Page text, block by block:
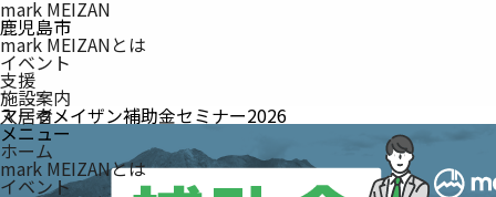
mark MEIZAN
鹿児島市
mark MEIZANとは
イベント
支援
施設案内
入居者
メニュー
ホーム
mark MEIZANとは
イベント
マークメイザン補助金セミナー2026